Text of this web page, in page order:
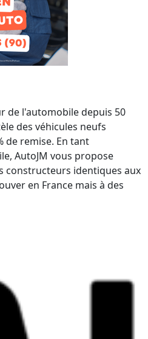
de l'automobile depuis 50
des véhicules neufs
de remise. En tant
AutoJM vous propose
constructeurs identiques aux
en France mais à des